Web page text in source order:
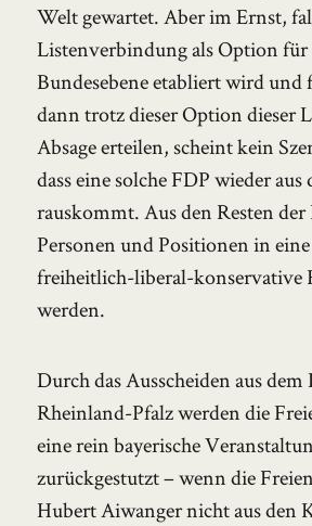
Welt gewartet. Aber im Ernst,
Listenverbindung als Option für
Bundesebene etabliert wird und
dann trotz dieser Option dieser
Absage erteilen, scheint kein
dass eine solche FDP wieder aus
rauskommt. Aus den Resten
Personen und Positionen in
freiheitlich-liberal-konservative
werden.
Durch das Ausscheiden aus
Rheinland-Pfalz werden die
eine rein bayerische
zurückgestutzt – wenn die
Hubert Aiwanger nicht aus den